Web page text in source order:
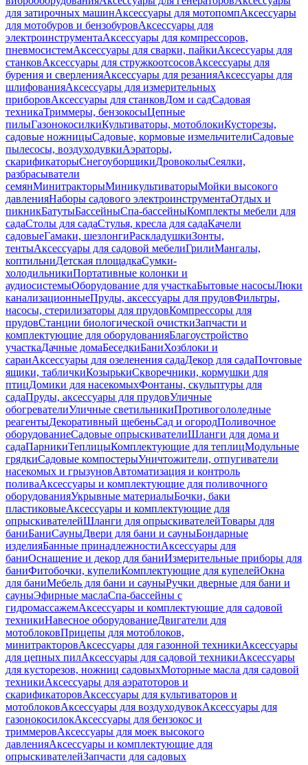
для затирочных машинАксессуары для мотопомпАксессуары
для мотобуров и бензобуровАксессуары для
электроинструментаАксессуары для компрессоров,
пневмосистемАксессуары для сварки, пайкиАксессуары для
станковАксессуары для стружкоотсосовАксессуары для
бурения и сверленияАксессуары для резанияАксессуары для
шлифованияАксессуары для измерительных
приборовАксессуары для станковДом и садСадовая
техникаТриммеры, бензокосыЦепные
пилыГазонокосилкиКультиваторы, мотоблокиКусторезы,
садовые ножницыСадовые, кормовые измельчителиСадовые
пылесосы, воздуходувкиАэраторы,
скарификаторыСнегоуборщикиДровоколыСеялки,
разбрасыватели
семянМинитракторыМиникультиваторыМойки высокого
давленияНаборы садового электроинструментаОтдых и
пикникБатутыБассейныСпа-бассейныКомплекты мебели для
садаСтолы для садаСтулья, кресла для садаКачели
садовыеГамаки, шезлонгиРаскладушкиЗонты,
тентыАксессуары для садовой мебелиГрилиМангалы,
коптильниДетская площадкаСумки-
холодильникиПортативные колонки и
аудиосистемыОборудование для участкаБытовые насосыЛюки
канализационныеПруды, аксессуары для прудовФильтры,
насосы, стерилизаторы для прудовКомпрессоры для
прудовСтанции биологической очисткиЗапчасти и
комплектующие для оборудованияБлагоустройство
участкаДачные домаБеседкиБаниХозблоки и
сараиАксессуары для озеленения садаДекор для садаПочтовые
ящики, табличкиКозырькиСкворечники, кормушки для
птицДомики для насекомыхФонтаны, скульптуры для
садаПруды, аксессуары для прудовУличные
обогревателиУличные светильникиПротивогололедные
реагентыДекоративный щебеньСад и огородПоливочное
оборудованиеСадовые опрыскивателиШланги для дома и
садаПарникиТеплицыКомплектующие для теплицМодульные
грядкиСадовые компостерыУничтожители, отпугиватели
насекомых и грызуновАвтоматизация и контроль
поливаАксессуары и комплектующие для поливочного
оборудованияУкрывные материалыБочки, баки
пластиковыеАксессуары и комплектующие для
опрыскивателейШланги для опрыскивателейТовары для
баниБаниСауныДвери для бани и сауныБондарные
изделияБанные принадлежностиАксессуары для
баниОснащение и декор для баниИзмерительные приборы для
баниФитобочки, купелиКомплектующие для купелейОкна
для баниМебель для бани и сауныРучки дверные для бани и
сауныЭфирные маслаСпа-бассейны с
гидромассажемАксессуары и комплектующие для садовой
техникиНавесное оборудованиеДвигатели для
мотоблоковПрицепы для мотоблоков,
минитракторовАксессуары для газонной техникиАксессуары
для цепных пилАксессуары для садовой техникиАксессуары
для кусторезов, ножниц садовыхМоторные масла для садовой
техникиАксессуары для аэратоторов и
скарификаторовАксессуары для культиваторов и
мотоблоковАксессуары для воздуходувокАксессуары для
газонокосилокАксессуары для бензокос и
триммеровАксессуары для моек высокого
давленияАксессуары и комплектующие для
опрыскивателейЗапчасти для садовых